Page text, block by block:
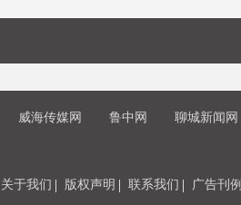
威海传媒网 鲁中网 聊城新闻网
关于我们 版权声明 联系我们 广告刊例